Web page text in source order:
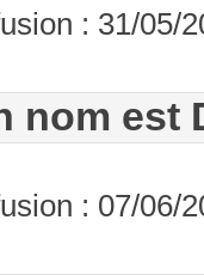
: 31/05/
nom est
: 07/06/